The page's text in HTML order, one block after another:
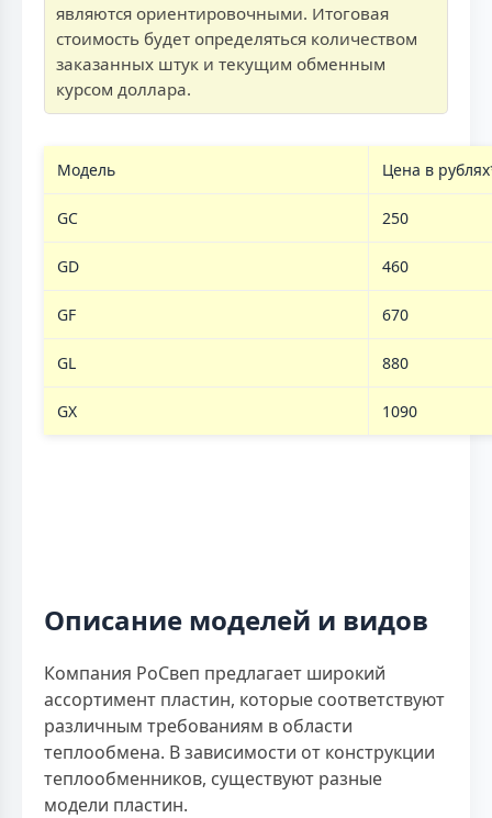
являются ориентировочными. Итоговая
стоимость будет определяться количеством
заказанных штук и текущим обменным
курсом доллара.
Модель Цена в
GC 250
GD 460
GF 670
GL 880
GX 1090
Описание моделей и видов
Компания РоСвеп предлагает широкий
ассортимент пластин, которые соответствуют
различным требованиям в области
теплообмена. В зависимости от конструкции
теплообменников, существуют разные
модели пластин.